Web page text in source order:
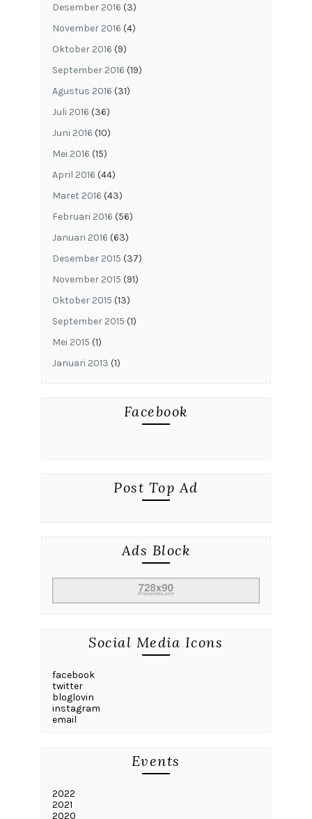
Desember 2016 (3)
November 2016 (4)
Oktober 2016 (9)
September 2016 (19)
Agustus 2016 (31)
Juli 2016 (36)
Juni 2016 (10)
Mei 2016 (15)
April 2016 (44)
Maret 2016 (43)
Februari 2016 (56)
Januari 2016 (63)
Desember 2015 (37)
November 2015 (91)
Oktober 2015 (13)
September 2015 (1)
Mei 2015 (1)
Januari 2013 (1)
Facebook
Post Top Ad
Ads Block
Social Media Icons
facebook
twitter
bloglovin
instagram
email
Events
2022
2021
2020